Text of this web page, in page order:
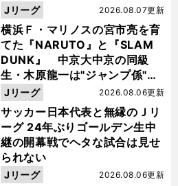
横浜Ｆ・マリノスの宮市亮を育
てた『NARUTO』と『SLAM
DUNK』 中京大中京の同級
生・木原龍一は"ジャンプ係"だ
った
2026.08.07更新
Jリーグ
サッカー日本代表と無縁のＪリ
ーグ 24年ぶりゴールデン生中
継の開幕戦でヘタな試合は見せ
られない
2026.08.06更新
Jリーグ
2026.08.06更新
Jリーグ